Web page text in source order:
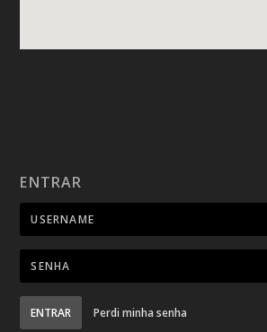
ENTRAR
ENTRAR Perdi minha senha